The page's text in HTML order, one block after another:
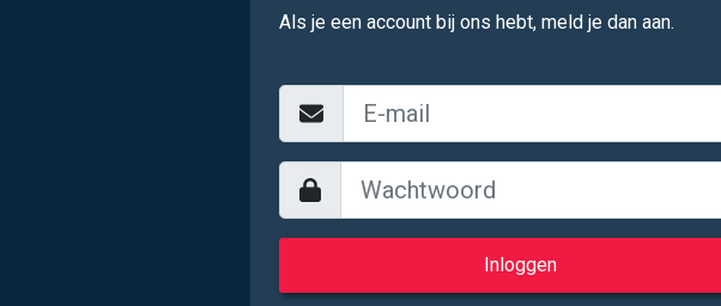
Als je een account bij ons hebt, meld je dan aan.